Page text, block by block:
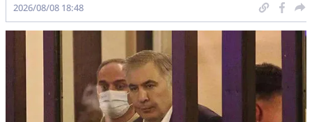
2026/08/08 18:48